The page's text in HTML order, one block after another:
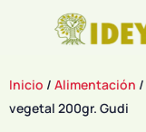
Inicio / Alimentación /
vegetal 200gr. Gudi